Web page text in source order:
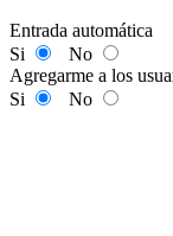
Entrada automática
Si
No
Agregarme a los
Si
No